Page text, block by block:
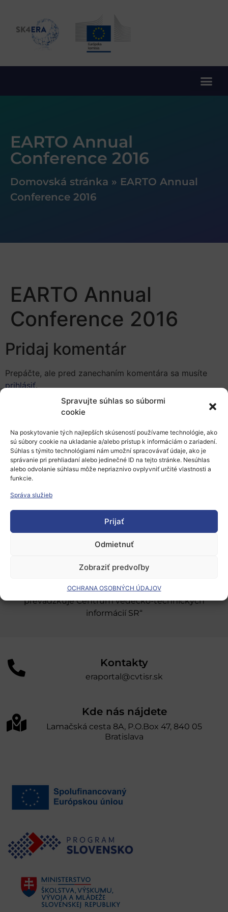
Spravujte súhlas so súbormi
cookie
Na poskytovanie tých najlepších skúseností používame technológie, ako
sú súbory cookie na ukladanie a/alebo prístup k informáciám o zariadení.
Súhlas s týmito technológiami nám umožní spracovávať údaje, ako je
správanie pri prehliadaní alebo jedinečné ID na tejto stránke. Nesúhlas
alebo odvolanie súhlasu môže nepriaznivo ovplyvniť určité vlastnosti a
funkcie.
Správa služieb
Prijať
Odmietnuť
Zobraziť predvoľby
OCHRANA OSOBNÝCH ÚDAJOV
EARTO Annual
Conference 2016
Domovská stránka » EARTO Annual
Conference 2016
EARTO Annual
Conference 2016
Pridaj komentár
Prepáčte, ale pred zanechaním komentára sa musíte
prihlásiť.
Európsky výskumný priestor
Grantové programy pre výskum
Odber noviniek
úniou v rámci Programu Slovensko. Portál
prevádzkuje Centrum vedecko-technických
informácií SR“
Kontakty
eraportal@cvtisr.sk
Kde nás nájdete
Lamačská cesta 8A, P.O.Box 47, 840 05
Bratislava